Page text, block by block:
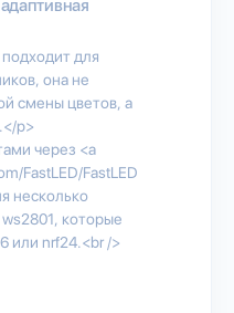
для
она не
смены цветов, а
p>
через <a
FastLED/FastLED
несколько
ws2801, которые
или nrf24.<br />